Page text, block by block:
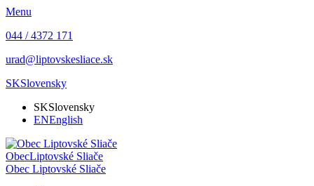
Menu
044 / 4372 171
urad@liptovskesliace.sk
SKSlovensky
SKSlovensky
ENEnglish
ObecLiptovské Sliače
Obec Liptovské Sliače